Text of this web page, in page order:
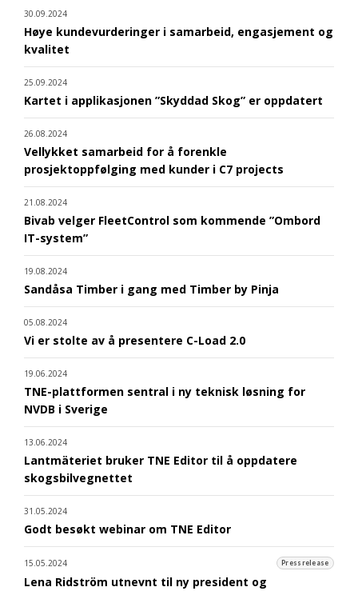
30.09.2024
Høye kundevurderinger i samarbeid, engasjement og
kvalitet
25.09.2024
Kartet i applikasjonen ”Skyddad Skog” er oppdatert
26.08.2024
Vellykket samarbeid for å forenkle
prosjektoppfølging med kunder i C7 projects
21.08.2024
Bivab velger FleetControl som kommende ”Ombord
IT-system”
19.08.2024
Sandåsa Timber i gang med Timber by Pinja
05.08.2024
Vi er stolte av å presentere C-Load 2.0
19.06.2024
TNE-plattformen sentral i ny teknisk løsning for
NVDB i Sverige
13.06.2024
Lantmäteriet bruker TNE Editor til å oppdatere
skogsbilvegnettet
31.05.2024
Godt besøkt webinar om TNE Editor
15.05.2024 Pressrelease
Lena Ridström utnevnt til ny president og